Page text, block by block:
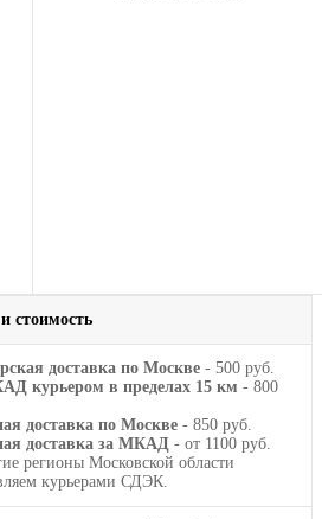
стоимость
доставка по Москве - 500 руб.
курьером в пределах 15 км - 800
доставка по Москве - 850 руб.
доставка за МКАД - от 1100 руб.
регионы Московской области
курьерами СДЭК.